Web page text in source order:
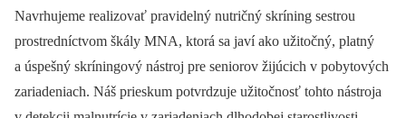
Navrhujeme realizovať pravidelný nutričný skríning sestrou
prostredníctvom škály MNA, ktorá sa javí ako užitočný, platný
a úspešný skríningový nástroj pre seniorov žijúcich v pobytových
zariadeniach. Náš prieskum potvrdzuje užitočnosť tohto nástroja